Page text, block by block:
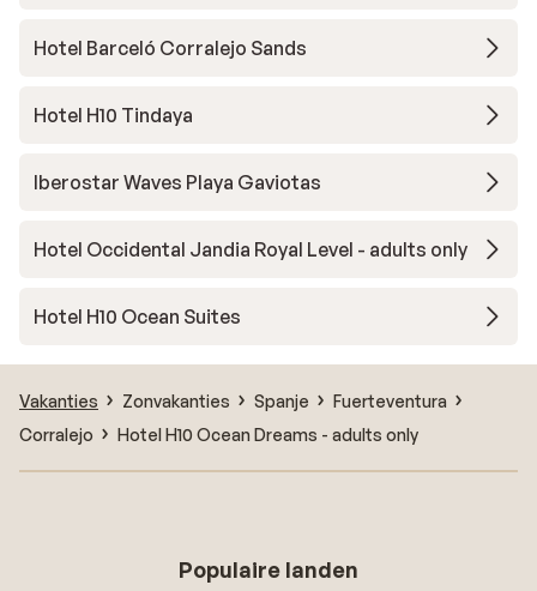
Hotel Barceló Corralejo Sands
Hotel H10 Tindaya
Iberostar Waves Playa Gaviotas
Hotel Occidental Jandia Royal Level - adults only
Hotel H10 Ocean Suites
Vakanties Zonvakanties Spanje
Fuerteventura
Corralejo
Hotel H10 Ocean Dreams - adults only
Populaire landen